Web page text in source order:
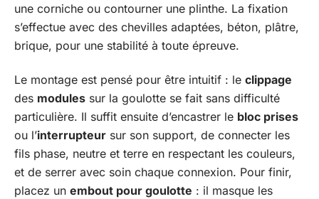
une corniche ou contourner une plinthe. La fixation
s’effectue avec des chevilles adaptées, béton, plâtre,
brique, pour une stabilité à toute épreuve.
Le montage est pensé pour être intuitif : le clippage
des modules sur la goulotte se fait sans difficulté
particulière. Il suffit ensuite d’encastrer le bloc prises
ou l’interrupteur sur son support, de connecter les
fils phase, neutre et terre en respectant les couleurs,
et de serrer avec soin chaque connexion. Pour finir,
placez un embout pour goulotte : il masque les